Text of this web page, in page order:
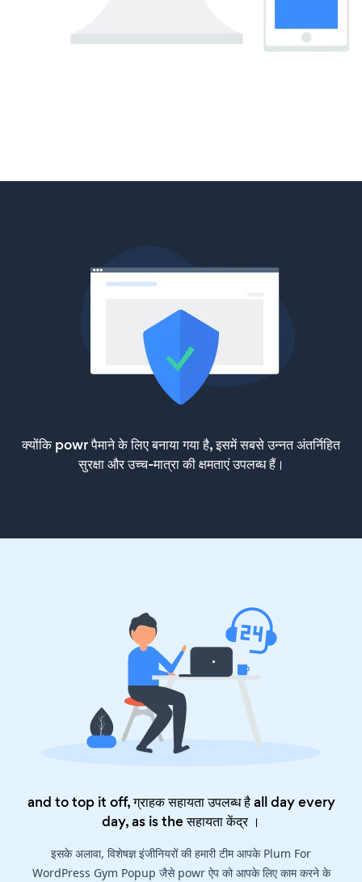
क्योंकि powr पैमाने के लिए बनाया गया है, इसमें सबसे उन्नत अंतर्निहित
सुरक्षा और उच्च-मात्रा की क्षमताएं उपलब्ध हैं।
and to top it off, ग्राहक सहायता उपलब्ध है all day every
day, as is theसहायता केंद्र।
इसके अलावा, विशेषज्ञ इंजीनियरों की हमारी टीम आपके Plum For
WordPress Gym Popup जैसे powr ऐप को आपके लिए काम करने के